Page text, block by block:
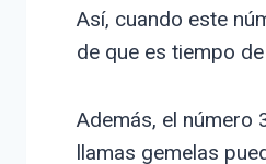
Así, cuando este
de que es tiempo
Además, el número
llamas gemelas